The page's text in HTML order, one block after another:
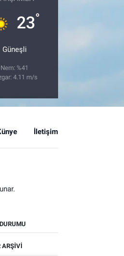
23°
Güneşli
Nem: %41
4.11 m/s
İletişim
ARŞIVI